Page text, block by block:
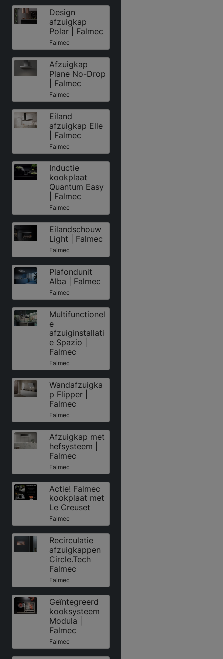
Design
afzuigkap
Polar | Falmec
Falmec
Afzuigkap
Plane No-Drop
| Falmec
Falmec
Eiland
afzuigkap Elle
| Falmec
Falmec
Inductie
kookplaat
Quantum Easy
| Falmec
Falmec
Eilandschouw
Light | Falmec
Falmec
Plafondunit
Alba | Falmec
Falmec
Multifunctionel
e
afzuiginstallati
e Spazio |
Falmec
Falmec
Wandafzuigka
p Flipper |
Falmec
Falmec
Afzuigkap met
hefsysteem |
Falmec
Falmec
Actie! Falmec
kookplaat met
Le Creuset
Falmec
Recirculatie
afzuigkappen
Circle.Tech
Falmec
Falmec
Geïntegreerd
kooksysteem
Modula |
Falmec
Falmec